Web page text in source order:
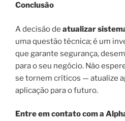
Conclusão
A decisão de atualizar
uma questão técnica; é um
que garante segurança,
para o seu negócio. Não
se tornem críticos — atualize
aplicação para o futuro.
Entre em contato com a